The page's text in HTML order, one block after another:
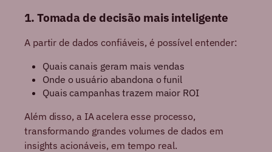
1. Tomada de decisão mais inteligente
A partir de dados confiáveis, é possível entender:
Quais canais geram mais vendas
Onde o usuário abandona o funil
Quais campanhas trazem maior ROI
Além disso, a IA acelera esse processo,
transformando grandes volumes de dados em
insights acionáveis, em tempo real.